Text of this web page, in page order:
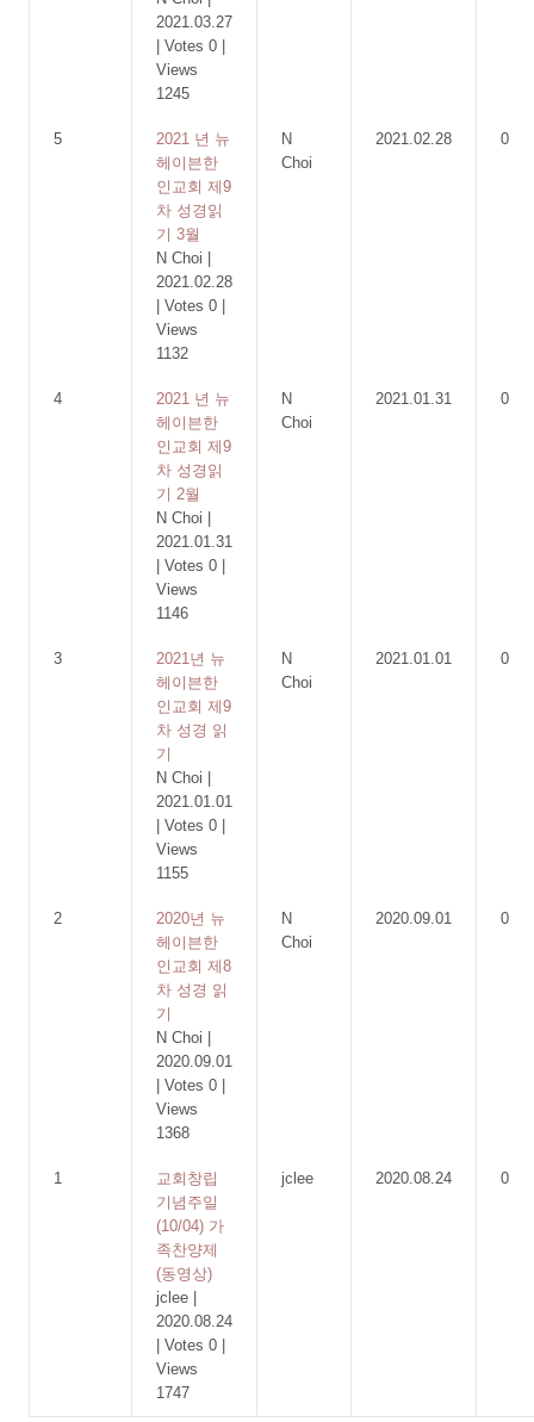
2021.03.27
Votes 0
Views
1245
5
2021 년 뉴
헤이븐한
인교회 제9
차 성경읽
기 3월
N Choi
2021.02.28
Votes 0
Views
1132
N
Choi
2021.02.28 0
4
2021 년 뉴
헤이븐한
인교회 제9
차 성경읽
기 2월
N Choi
2021.01.31
Votes 0
Views
1146
N
Choi
2021.01.31 0
3
2021년 뉴
헤이븐한
인교회 제9
차 성경 읽
기
N Choi
2021.01.01
Votes 0
Views
1155
N
Choi
2021.01.01 0
2
2020년 뉴
헤이븐한
인교회 제8
차 성경 읽
기
N Choi
2020.09.01
Votes 0
Views
1368
N
Choi
2020.09.01 0
1
교회창립
기념주일
(10/04) 가
족찬양제
(동영상)
jclee
2020.08.24
Votes 0
Views
1747
jclee 2020.08.24 0